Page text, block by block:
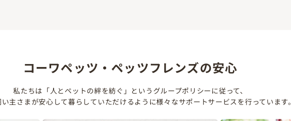
コーワペッツ・ペッツフレンズの安心
私たちは「人とペットの絆を紡ぐ」というグループポリシーに従って、
主さまが安心して暮らしていただけるように様々なサポートサービスを行っています。